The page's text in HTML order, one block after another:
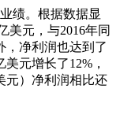
绩。根据数据显
美元，与2016年同
，净利润也达到了
元增长了12%，
元）净利润相比还